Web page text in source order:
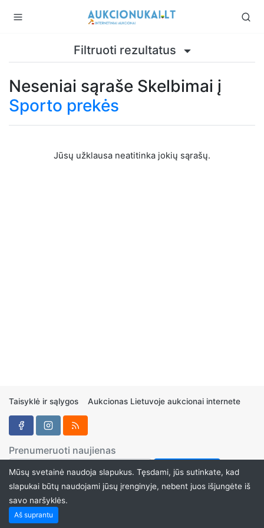
Filtruoti rezultatus
Neseniai sąraše Skelbimai į
Sporto prekės
Jūsų užklausa neatitinka jokių sąrašų.
Taisyklė ir sąlygos Aukcionas Lietuvoje aukcionai internete
Prenumeruoti naujienas
Mūsų svetainė naudoja slapukus. Tęsdami, jūs sutinkate, kad
slapukai būtų naudojami jūsų įrenginyje, nebent juos išjungėte iš
savo naršyklės.
Aš suprantu